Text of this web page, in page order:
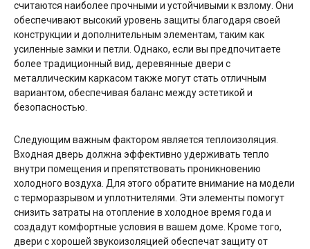
считаются наиболее прочными и устойчивыми к взлому. Они
обеспечивают высокий уровень защиты благодаря своей
конструкции и дополнительным элементам, таким как
усиленные замки и петли. Однако, если вы предпочитаете
более традиционный вид, деревянные двери с
металлическим каркасом также могут стать отличным
вариантом, обеспечивая баланс между эстетикой и
безопасностью.
Следующим важным фактором является теплоизоляция.
Входная дверь должна эффективно удерживать тепло
внутри помещения и препятствовать проникновению
холодного воздуха. Для этого обратите внимание на модели
с терморазрывом и уплотнителями. Эти элементы помогут
снизить затраты на отопление в холодное время года и
создадут комфортные условия в вашем доме. Кроме того,
двери с хорошей звукоизоляцией обеспечат защиту от